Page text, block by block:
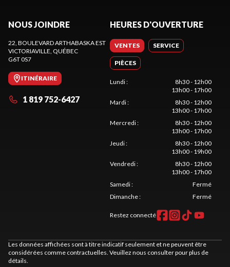
NOUS JOINDRE
22, BOULEVARD ARTHABASKA EST
VICTORIAVILLE, QUÉBEC
G6T 0S7
ITINÉRAIRE
1 819 752-6427
HEURES D'OUVERTURE
VENTES SERVICE
PIÈCES
Lundi:
8h30 - 12h00
13h00 - 17h00
Mardi:
8h30 - 12h00
13h00 - 17h00
Mercredi:
8h30 - 12h00
13h00 - 17h00
Jeudi:
8h30 - 12h00
13h00 - 19h00
Vendredi:
8h30 - 12h00
13h00 - 17h00
Samedi:
Fermé
Dimanche: Fermé
Restez connecté
Les données affichées sont à titre indicatif seulement et ne peuvent être
considérées comme contractuelles. Veuillez nous consulter pour plus de
détails.